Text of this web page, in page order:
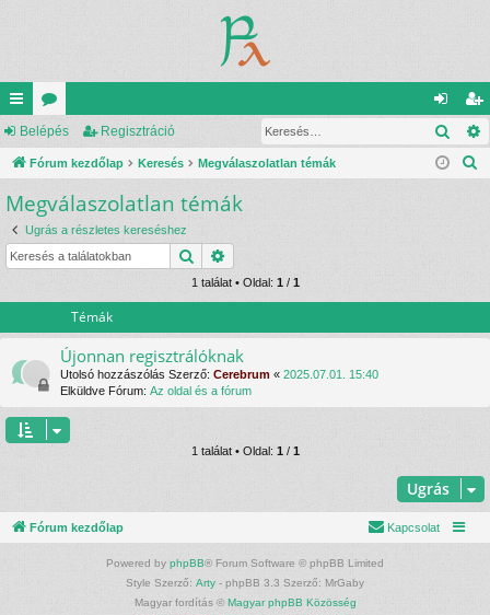
yo
rs
lin
ke
k
ór
u
m
ok
el
ép
eg
is
Belépés Regisztráció
Fórum kezdőlap Keresés Megválaszolatlan témák
s
Megválaszolatlan témák
Ugrás a részletes kereséshez
Keresés
1 találat • Oldal: 1 / 1
Témák
Újonnan regisztrálóknak
Utolsó hozzászólás Szerző: Cerebrum « 2025.07.01. 15:40
Elküldve Fórum: Az oldal és a fórum
1 találat • Oldal: 1/ 1
Ugrás
Fórum kezdőlap Kapcsolat
Powered by phpBB® Forum Software © phpBB Limited
Style Szerző: Arty - phpBB 3.3 Szerző: MrGaby
Magyar fordítás © Magyar phpBB Közösség